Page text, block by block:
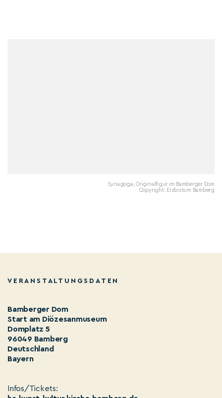
Synagoga, Originalfigur im Bamberger Dom
Copyright: Erzbistum Bamberg
VERANSTALTUNGSDATEN
Bamberger Dom
Start am Diözesanmuseum
Domplatz 5
96049 Bamberg
Deutschland
Bayern
Infos/Tickets: